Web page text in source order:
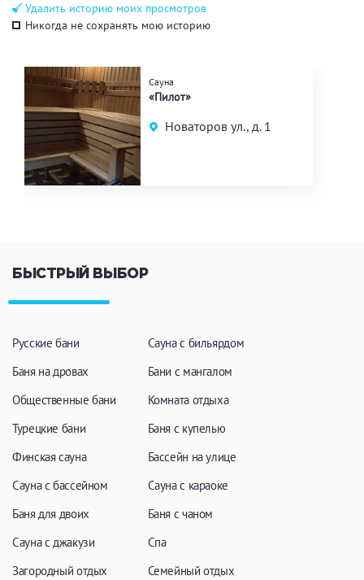
Удалить историю моих просмотров
Никогда не сохранять мою историю
Сауна
«Пилот»
Новаторов ул., д. 1
БЫСТРЫЙ ВЫБОР
Русские бани
Баня на дровах
Общественные бани
Турецкие бани
Финская сауна
Сауна с бассейном
Баня для двоих
Сауна с джакузи
Загородный отдых
Сауна с бильярдом
Бани с мангалом
Комната отдыха
Баня с купелью
Бассейн на улице
Сауна с караоке
Баня с чаном
Спа
Семейный отдых